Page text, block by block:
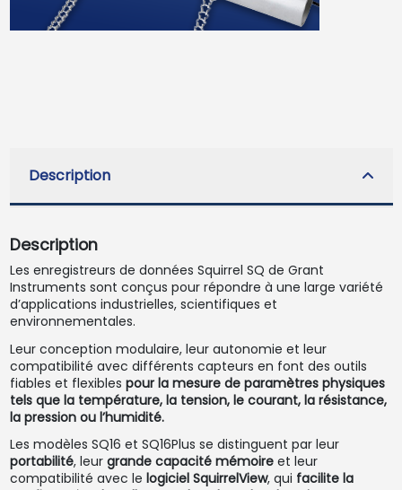
Description
Description
Les enregistreurs de données Squirrel SQ de Grant
Instruments sont conçus pour répondre à une large variété
d’applications industrielles, scientifiques et
environnementales.
Leur conception modulaire, leur autonomie et leur
compatibilité avec différents capteurs en font des outils
fiables et flexibles pour la mesure de paramètres physiques
tels que la température, la tension, le courant, la résistance,
la pression ou l’humidité.
Les modèles SQ16 et SQ16Plus se distinguent par leur
portabilité, leur grande capacité mémoireet leur
compatibilité avec le logiciel SquirrelView, qui facilite la